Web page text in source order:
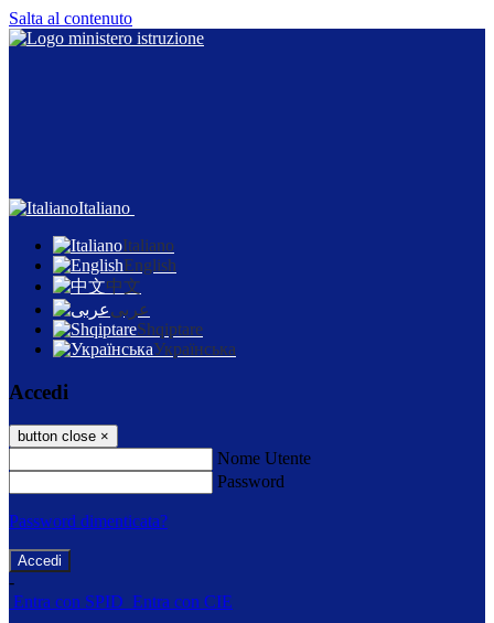
Salta al contenuto
Italiano
Italiano
English
中文
عربى
Shqiptare
Українська
Accedi
button close ×
Nome Utente
Password
Password dimenticata?
-
Entra con SPID Entra con CIE